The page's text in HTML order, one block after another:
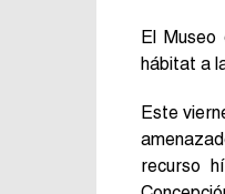
El Museo
hábitat a
Este
recurso